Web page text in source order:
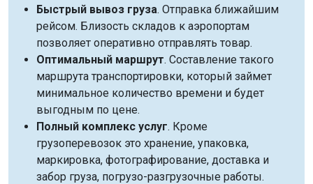
Быстрый вывоз груза. Отправка ближайшим
рейсом. Близость складов к аэропортам
позволяет оперативно отправлять товар.
Оптимальный маршрут. Составление такого
маршрута транспортировки, который займет
минимальное количество времени и будет
выгодным по цене.
Полный комплекс услуг. Кроме
грузоперевозок это хранение, упаковка,
маркировка, фотографирование, доставка и
забор груза, погрузо-разгрузочные работы.